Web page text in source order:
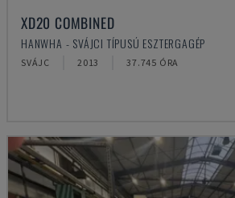
XD20 COMBINED
HANWHA - SVÁJCI TÍPUSÚ ESZTERGAGÉP
SVÁJC 2013 37.745 ÓRA